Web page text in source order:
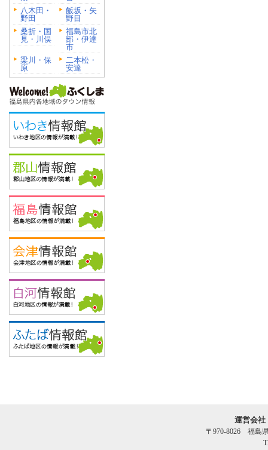
八木田・
野田
飯坂・矢
野目
桑折・国
見・川俣
福島市北
部・伊達
市
梁川・保
原
二本松・
安達
運営会
〒970-8026 福島